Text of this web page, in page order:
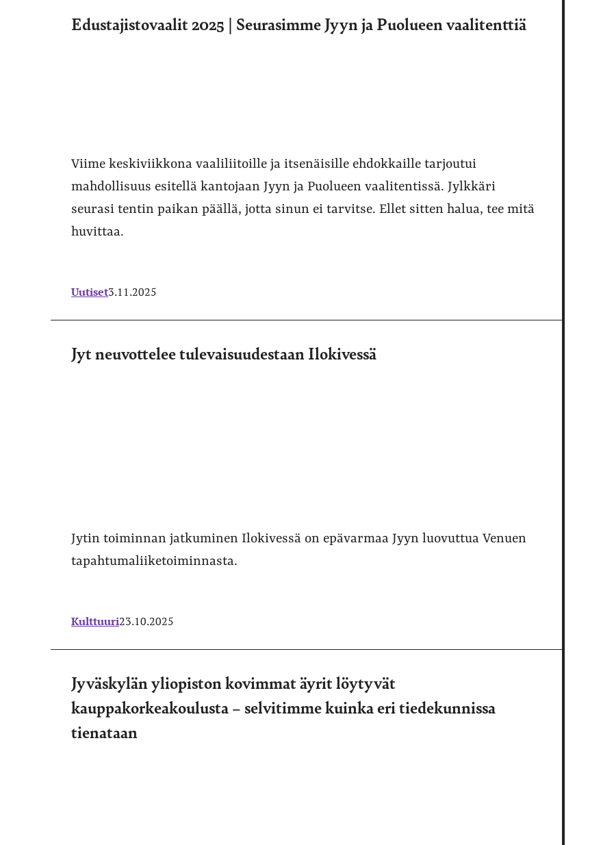
Edustajistovaalit 2025 | Seurasimme Jyyn ja Puolueen vaalitenttiä
Viime keskiviikkona vaaliliitoille ja itsenäisille ehdokkaille tarjoutui
mahdollisuus esitellä kantojaan Jyyn ja Puolueen vaalitentissä. Jylkkäri
seurasi tentin paikan päällä, jotta sinun ei tarvitse. Ellet sitten halua, tee mitä
huvittaa.
Uutiset3.11.2025
Jyt neuvottelee tulevaisuudestaan Ilokivessä
Jytin toiminnan jatkuminen Ilokivessä on epävarmaa Jyyn luovuttua Venuen
tapahtumaliiketoiminnasta.
Kulttuuri23.10.2025
Jyväskylän yliopiston kovimmat äyrit löytyvät
kauppakorkeakoulusta – selvitimme kuinka eri tiedekunnissa
tienataan